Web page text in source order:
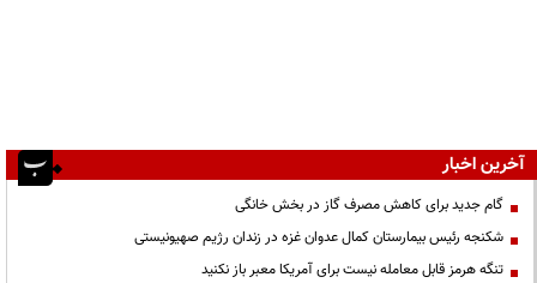
آخرین اخبار
گام جدید برای کاهش مصرف گاز در بخش خانگی
شکنجه رئیس بیمارستان کمال عدوان غزه در زندان رژیم صهیونیستی
تنگه هرمز قابل معامله نیست برای آمریکا معبر باز نکنید